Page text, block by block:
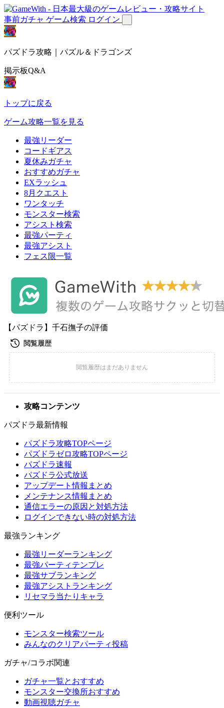
事前ガチャ ゲーム検索 ログイン
パズドラ攻略｜パズル＆ドラゴンズ
掲示板Q&A
トップに戻る
ゲーム攻略一覧を見る
最強リーダー
コードギアス
夏休みガチャ
おすすめガチャ
EXラッシュ
8月クエスト
ワンタッチ
モンスター検索
アシスト検索
最強パーティ
最強アシスト
フェス限一覧
【パズドラ】千石撫子の評価
攻略コンテンツ
パズドラ最新情報
パズドラ攻略TOPページ
パズドラゼロ攻略TOPページ
パズドラ速報
パズドラ公式放送
アップデート情報まとめ
メンテナンス情報まとめ
通信エラーの原因と対処方法
ログインできない時の対処方法
最強ランキング
最強リーダーランキング
最強パーティテンプレ
最強サブランキング
最強アシストランキング
リセマラ当たりキャラ
便利ツール
モンスター検索ツール
みんなのクリアパーティ投稿
ガチャ/コラボ関連
ガチャ一覧とおすすめ
モンスター交換所おすすめ
動画視聴ガチャ